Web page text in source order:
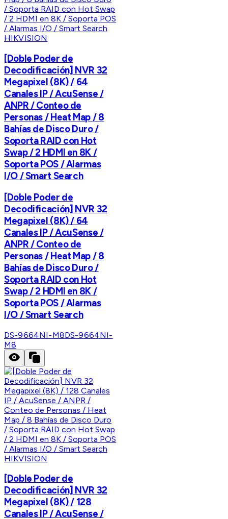
HIKVISION
[Doble Poder de
Decodificación] NVR 32
Megapixel (8K) / 64
Canales IP / AcuSense /
ANPR / Conteo de
Personas / Heat Map / 8
Bahías de Disco Duro /
Soporta RAID con Hot
Swap / 2 HDMI en 8K /
Soporta POS / Alarmas
I/O / Smart Search
[Doble Poder de
Decodificación] NVR 32
Megapixel (8K) / 64
Canales IP / AcuSense /
ANPR / Conteo de
Personas / Heat Map / 8
Bahías de Disco Duro /
Soporta RAID con Hot
Swap / 2 HDMI en 8K /
Soporta POS / Alarmas
I/O / Smart Search
DS-9664NI-M8DS-9664NI-
M8
HIKVISION
[Doble Poder de
Decodificación] NVR 32
Megapixel (8K) / 128
Canales IP / AcuSense /